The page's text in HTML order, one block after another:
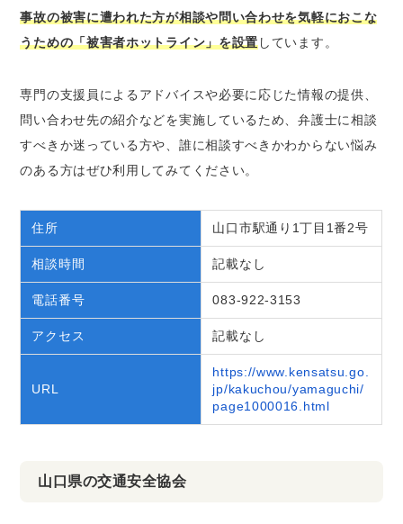
事故の被害に遭われた方が相談や問い合わせを気軽におこな
うための「被害者ホットライン」を設置しています。
専門の支援員によるアドバイスや必要に応じた情報の提供、
問い合わせ先の紹介などを実施しているため、弁護士に相談
すべきか迷っている方や、誰に相談すべきかわからない悩み
のある方はぜひ利用してみてください。
住所 山口市駅通り1丁目1番2号
相談時間 記載なし
電話番号 083-922-3153
アクセス 記載なし
URL
https://www.kensatsu.go.
jp/kakuchou/yamaguchi/
page1000016.html
山口県の交通安全協会